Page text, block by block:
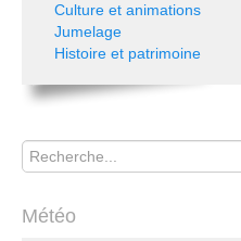
Culture et animations
Jumelage
Histoire et patrimoine
Rechercher
Météo